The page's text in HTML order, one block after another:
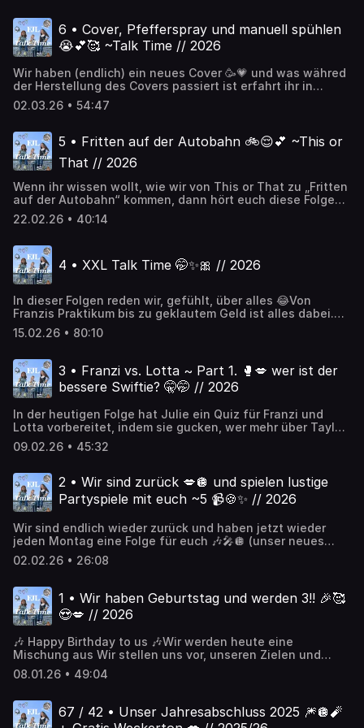
https://www.youtube.com/@FJLTalkTimeSnapchat:
https://t.snapchat.com/oO7H1lM1E-Mail:
fjl.talk.time@gmail.com Ngl:https://ngl.link/fjltalktime
6 • Cover, Pfefferspray und manuell spühlen
😭💕🥰 ~Talk Time // 2026
Wir haben (endlich) ein neues Cover 🥳💗 und was währed
der Herstellung des Covers passiert ist erfahrt ihr in
dieser Folge 🫶😊. Außerdem haben wir ein Pfefferspray
hergestellt und mussten manuell spühlen 🥲💩Die
auf WhatsApp:
https://whatsapp.com/channel/
Links: WhatsApp:
Instagram: https://www.instagram.com/fjl.talk.time?
igsh=bTNjcHM0eThodTd0 YouTube:
https://www.youtube.com/@FJLTalkTimeSnapchat:
uns gerne und lasst 5 Sterne da ☺️🫶
02.03.26 • 54:47
5 • Fritten auf der Autobahn 🚲😌💕 ~This or
That // 2026
Wenn ihr wissen wollt, wie wir von This or That zu „Fritten
auf der Autobahn“ kommen, dann hört euch diese Folge
an 💋😉 Außerdem stellen wir fest, dass wir fast unsere
ganze Nachbarschaft durch gestalkt haben 🫣🤭Unsere
‎https://whatsapp.com/channel/
Instagram: https://www.instagram.com/fjl.talk.time?
igsh=bTNjcHM0eThodTd0 YouTube:
https://t.snapchat.com/oO7H1lM1E-Mail:
fjl.talk.time@gmail.com Ngl:https://ngl.link/fjltalktime
22.02.26 • 40:14
4 • XXL Talk Time 🤭✨️🎀 // 2026
In dieser Folgen reden wir, gefühlt, über alles 😂Von
Franzis Praktikum bis zu geklautem Geld ist alles dabei.
Außerdem erzählt Julie, was sie als Profilfach gewählt
und Franzi erzählt von ihrem Traumhaus 💋💕Unsere Links:
‎https://whatsapp.com/channel/
Instagram: https://www.instagram.com/fjl.talk.time?
igsh=bTNjcHM0eThodTd0 YouTube:
https://t.snapchat.com/oO7H1lM1E-Mail:
fjl.talk.time@gmail.com Ngl:https://ngl.link/fjltalktime
15.02.26 • 80:10
3 • Franzi vs. Lotta ~ Part 1. 🥊💋 wer ist der
bessere Swiftie? 🤫🤭 // 2026
In der heutigen Folge hat Julie ein Quiz für Franzi und
Lotta vorbereitet, indem sie gucken, wer mehr über Taylor
Swift weiß 💋🫶🏻❗️natürlich ist der Titel nur als Spaß
gemeint und es geht nicht wirklich darum, wer der
schlechteren Swifties ❗️und jetzt viel Spaß mit der Podcast
Folge! 🥰
09.02.26 • 45:32
2 • Wir sind zurück 💋🪩 und spielen lustige
Partyspiele mit euch ~5 📹🍪✨ // 2026
Wir sind endlich wieder zurück und haben jetzt wieder
jeden Montag eine Folge für euch 🎶🎤🪩 (unser neues
Cover kommt aber erst ein bisschen später) 😭Unsere
Links: WhatsApp:
Instagram: https://www.instagram.com/fjl.talk.time?
igsh=bTNjcHM0eThodTd0 YouTube:
https://www.youtube.com/@FJLTalkTimeSnapchat:
fjl.talk.time@gmail.com Ngl:https://ngl.link/fjltalktime
02.02.26 • 26:08
1 • Wir haben Geburtstag und werden 3!! 🎉🥰
😍💋 // 2026
🎶 Happy Birthday to us 🎶Wir werden heute eine
Mischung aus Wir stellen uns vor, unseren Zielen und
unseren Veränderungen machen! 🫶🏻💋 Ganz wichtig zu
sagen ist auch noch, dass wir ab jetzt eine E-Mail adresse
Folge und danke, dass ihr es uns ermöglicht habt das
ganze 3 Jahre schon zu machen! 💞💞❗️Wir werden jetzt
08.01.26 • 49:04
67 / 42 • Unser Jahresabschluss 2025 🎆🪩🧨